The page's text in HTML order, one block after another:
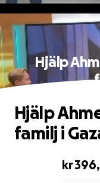
Hjälp
kr
Hjälp
familj i